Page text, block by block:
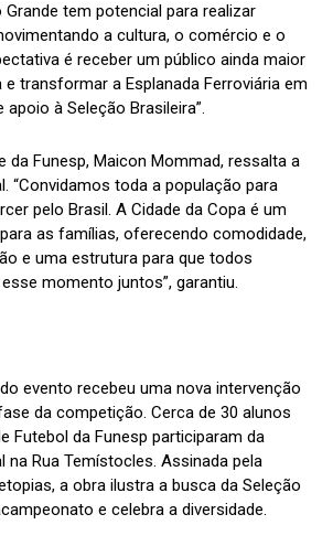
tem potencial para realizar
a cultura, o comércio e o
é receber um público ainda maior
transformar a Esplanada Ferroviária em
à Seleção Brasileira”.
da Funesp, Maicon Mommad, ressalta a
“Convidamos toda a população para
pelo Brasil. A Cidade da Copa é um
as famílias, oferecendo comodidade,
e uma estrutura para que todos
momento juntos”, garantiu.
evento recebeu uma nova intervenção
da competição. Cerca de 30 alunos
Futebol da Funesp participaram da
na Rua Temístocles. Assinada pela
a obra ilustra a busca da Seleção
e celebra a diversidade.